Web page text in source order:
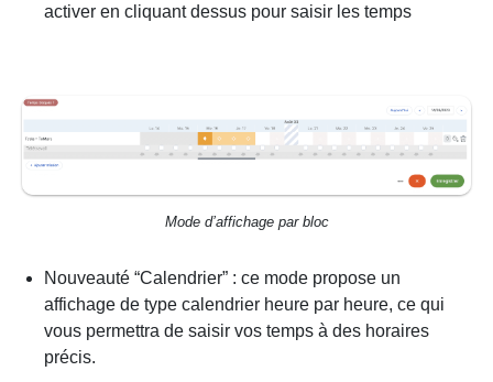
activer en cliquant dessus pour saisir les temps
Mode d’affichage par bloc
Nouveauté “Calendrier” : ce mode propose un
affichage de type calendrier heure par heure, ce qui
vous permettra de saisir vos temps à des horaires
précis.